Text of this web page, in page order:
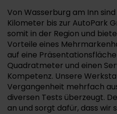
Von Wasserburg am Inn
Kilometer bis zur AutoPark
somit in der Region und
Vorteile eines
auf eine
Quadratmeter und einen
Kompetenz. Unsere
Vergangenheit mehrfach
diversen Tests überzeugt.
an und sorgt dafür, dass wir